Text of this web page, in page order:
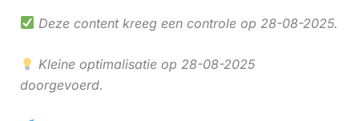
Deze content kreeg een controle op 28-08-2025.
Kleine optimalisatie op 28-08-2025
doorgevoerd.